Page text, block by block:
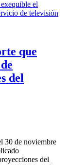
que
del
30 de noviembre
del